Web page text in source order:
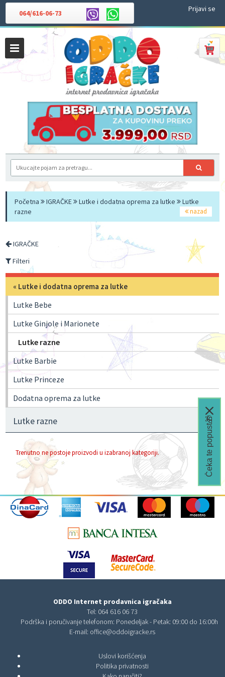
064/616-06-73 Prijavi se
Početna IGRAČKE Lutke i dodatna oprema za lutke
Lutke
razne
nazad
IGRAČKE
Filteri
« Lutke i dodatna oprema za lutke
Lutke Bebe
Lutke Ginjole i Marionete
Lutke razne
Lutke Barbie
Lutke Princeze
Dodatna oprema za lutke
Lutke razne
Trenutno ne postoje proizvodi u izabranoj kategoriji.
ODDO Internet prodavnica igračaka
Tel: 064 616 06 73
Podrška i poručivanje telefonom: Ponedeljak - Petak: 09:00 do 16:00h
E-mail: office@oddoigracke.rs
Uslovi korišćenja
Politika privatnosti
Čeka te popust🎁